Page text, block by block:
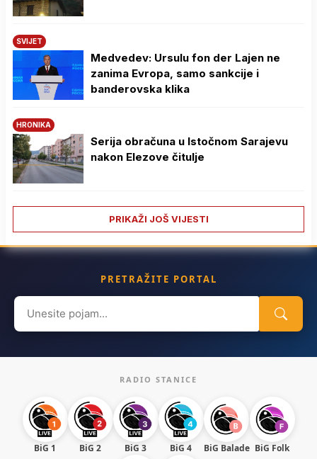
SVIJET
Medvedev: Ursulu fon der Lajen ne
zanima Evropa, samo sankcije i
banderovska klika
HRONIKA
Serija obračuna u Istočnom Sarajevu
nakon Elezove čitulje
PRIKAŽI JOŠ VIJESTI
PRETRAŽITE PORTAL
Search
for:
RADIO STANICE
BiG 1 BiG 2 BiG 3 BiG 4 BiG Balade BiG Folk